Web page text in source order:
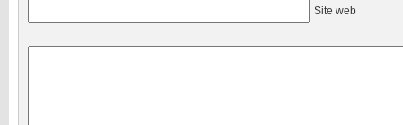
Site web